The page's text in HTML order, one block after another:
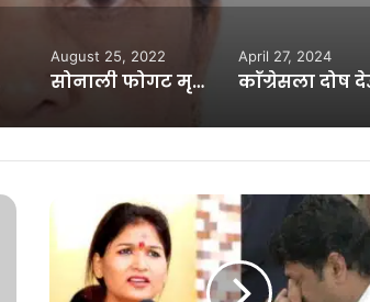
August 25, 2022
सोनाली फोगट मृत्यूप्रकरणी पीए सुधीर सागवानला अटक
April 27, 2024